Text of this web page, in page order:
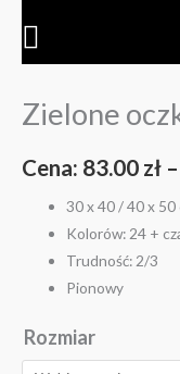
Zielone
Cena: 83.00 zł –
30 x 40 / 40 x 50
Kolorów: 24 +
Trudność: 2/3
Pionowy
Rozmiar